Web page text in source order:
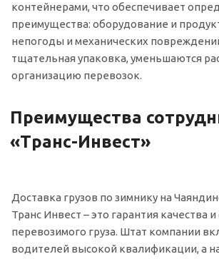
контейнерами, что обеспечивает
преимущества: оборудование и
непогоды и механических
тщательная упаковка, уменьшаются
организацию перевозок.
Преимущества
«Транс-Инвест»
Доставка грузов по зимнику на
Транс Инвест – это гарантия качества
перевозимого груза. Штат компании
водителей высокой квалификации, а